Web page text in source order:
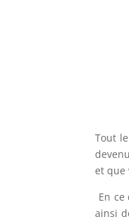
Tout
et que
En
ainsi